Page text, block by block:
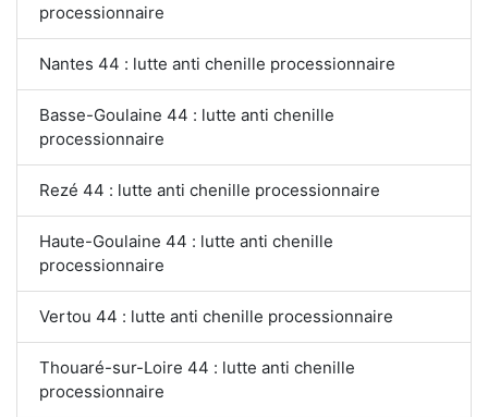
processionnaire
Nantes 44 : lutte anti chenille processionnaire
Basse-Goulaine 44 : lutte anti chenille
processionnaire
Rezé 44 : lutte anti chenille processionnaire
Haute-Goulaine 44 : lutte anti chenille
processionnaire
Vertou 44 : lutte anti chenille processionnaire
Thouaré-sur-Loire 44 : lutte anti chenille
processionnaire